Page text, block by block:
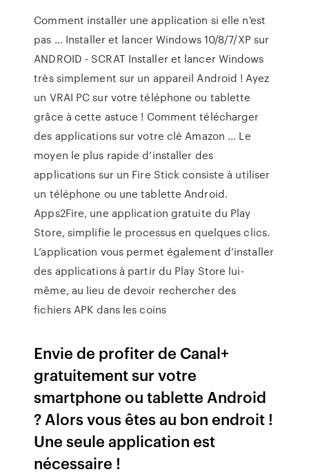
Comment installer une application si elle n'est
pas ... Installer et lancer Windows 10/8/7/XP sur
ANDROID - SCRAT Installer et lancer Windows
très simplement sur un appareil Android ! Ayez
un VRAI PC sur votre téléphone ou tablette
grâce à cette astuce ! Comment télécharger
des applications sur votre clé Amazon ... Le
moyen le plus rapide d’installer des
applications sur un Fire Stick consiste à utiliser
un téléphone ou une tablette Android.
Apps2Fire, une application gratuite du Play
Store, simplifie le processus en quelques clics.
L’application vous permet également d’installer
des applications à partir du Play Store lui-
même, au lieu de devoir rechercher des
fichiers APK dans les coins
Envie de profiter de Canal+
gratuitement sur votre
smartphone ou tablette Android
? Alors vous êtes au bon endroit !
Une seule application est
nécessaire !